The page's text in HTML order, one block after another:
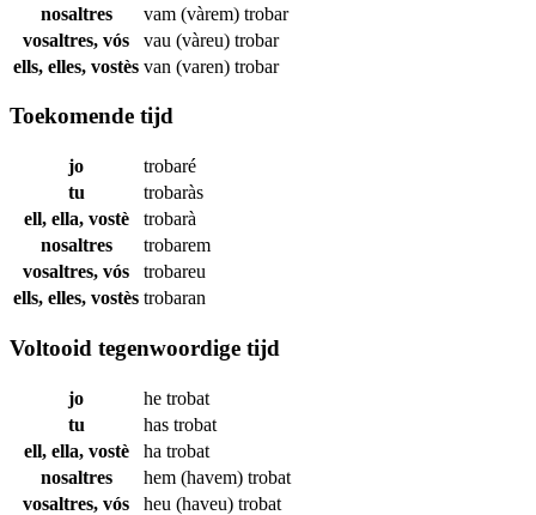
nosaltres
vam (vàrem) trobar
vosaltres, vós
vau (vàreu) trobar
ells, elles, vostès van (varen) trobar
Toekomende tijd
jo
trobaré
tu
trobaràs
ell, ella, vostè
trobarà
nosaltres
trobarem
vosaltres, vós
trobareu
ells, elles, vostès trobaran
Voltooid tegenwoordige tijd
jo he trobat
tu
has trobat
ell, ella, vostè
ha trobat
nosaltres
hem (havem) trobat
vosaltres, vós
heu (haveu) trobat